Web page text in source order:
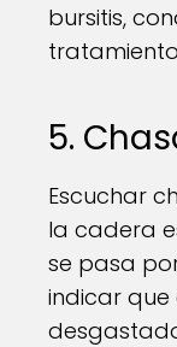
bursitis,
5.
Escuchar
la cadera
se pasa
indicar